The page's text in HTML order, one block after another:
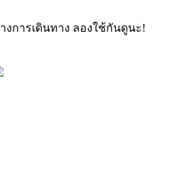
งการเดินทาง ลองใช้กันดูนะ!